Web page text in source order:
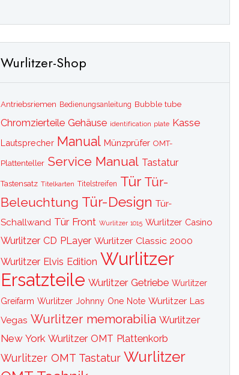
Wurlitzer-Shop
Antriebsriemen Bedienungsanleitung Bubble tube
Chromzierteile Gehäuse identification plate Kasse
Lautsprecher Manual Münzprüfer OMT-
Plattenteller Service Manual Tastatur
Tastensatz Titelkarten Titelstreifen Tür Tür-
Beleuchtung Tür-Design Tür-
Schallwand Tür Front Wurlitzer 1015 Wurlitzer Casino
Wurlitzer CD PLayer Wurlitzer Classic 2000
Wurlitzer Elvis Edition Wurlitzer
Ersatzteile Wurlitzer Getriebe Wurlitzer
Greifarm Wurlitzer Johnny One Note Wurlitzer Las
Vegas Wurlitzer memorabilia Wurlitzer
New York Wurlitzer OMT Plattenkorb
Wurlitzer OMT Tastatur Wurlitzer